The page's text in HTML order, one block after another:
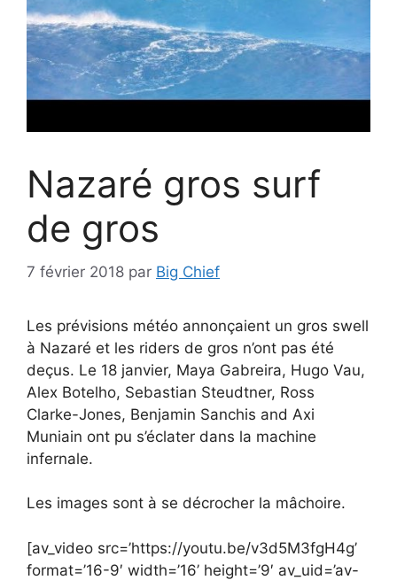
Nazaré gros surf
de gros
7 février 2018 par Big Chief
Les prévisions météo annonçaient un gros swell
à Nazaré et les riders de gros n’ont pas été
deçus. Le 18 janvier, Maya Gabreira, Hugo Vau,
Alex Botelho, Sebastian Steudtner, Ross
Clarke-Jones, Benjamin Sanchis and Axi
Muniain ont pu s’éclater dans la machine
infernale.
Les images sont à se décrocher la mâchoire.
[av_video src=’https://youtu.be/v3d5M3fgH4g’
format=’16-9′ width=’16’ height=’9′ av_uid=’av-